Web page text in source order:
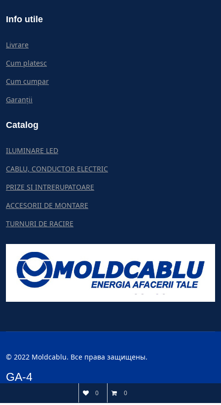
Info utile
Livrare
Cum platesc
Cum cumpar
Garanții
Catalog
ILUMINARE LED
CABLU, CONDUCTOR ELECTRIC
PRIZE SI INTRERUPATOARE
ACCESORII DE MONTARE
TURNURI DE RACIRE
© 2022 Moldcablu. Все права защищены.
GA-4
0 0